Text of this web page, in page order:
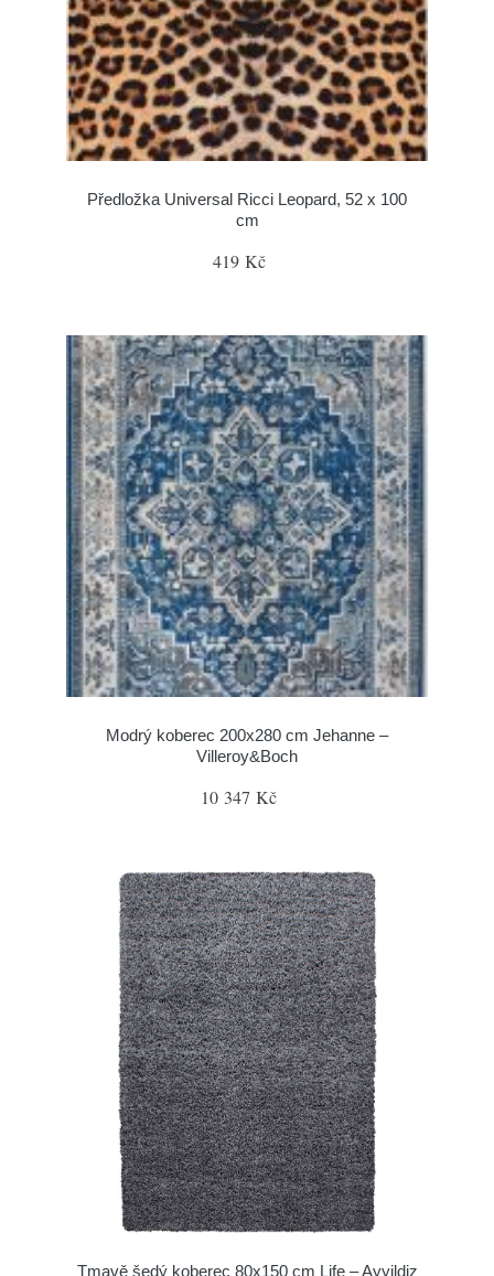
Předložka Universal Ricci Leopard, 52 x 100
cm
419 Kč
Modrý koberec 200x280 cm Jehanne –
Villeroy&Boch
10 347 Kč
Tmavě šedý koberec 80x150 cm Life – Ayyildiz